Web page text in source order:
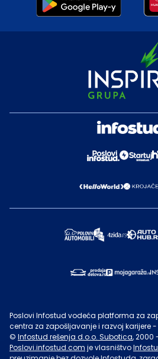
Poslovi Infostud vodeća platforma za
centra za zapošljavanje i razvoj karijere
© Infostud rešenja d.o.o. Subotica, 2000
Poslovi.infostud.com je vlasništvo